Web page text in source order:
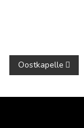
Oostkapelle